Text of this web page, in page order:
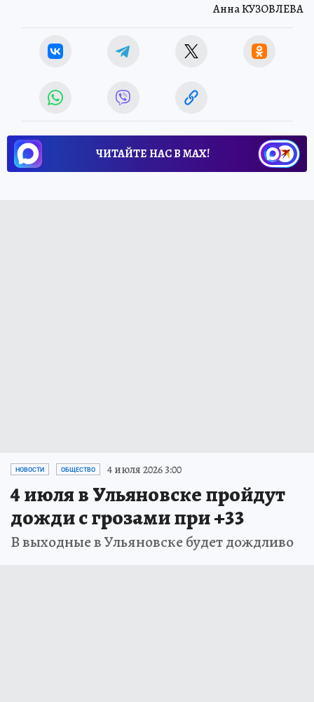
Анна КУЗОВЛЕВА
ЧИТАЙТЕ НАС В МАХ!
НОВОСТИ ОБЩЕСТВО 4 июля 2026 3:00
4 июля в Ульяновске пройдут
дожди с грозами при +33
В выходные в Ульяновске будет дождливо